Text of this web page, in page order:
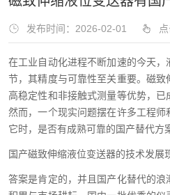
发布时间：2026-02-01
在工业自动化进程不断加速的今天
节，其精度与可靠性至关重要。磁致
高稳定性和非接触式测量等优势，已
然而，一个现实问题摆在许多工程
它时，是否有成熟可靠的国产替代方
国产磁致伸缩液位变送器的技术发展
答案是肯定的，并且国产化替代的